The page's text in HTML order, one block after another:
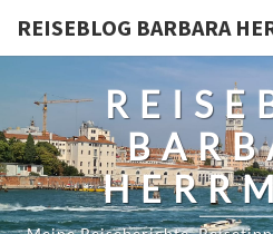
REISEBLOG BARBARA